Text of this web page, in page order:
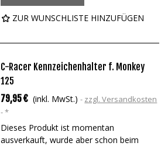
ZUR WUNSCHLISTE HINZUFÜGEN
C-Racer Kennzeichenhalter f. Monkey
125
79,95 € (inkl. MwSt.)
zzgl. Versandkosten
*
Dieses Produkt ist momentan
ausverkauft, wurde aber schon beim